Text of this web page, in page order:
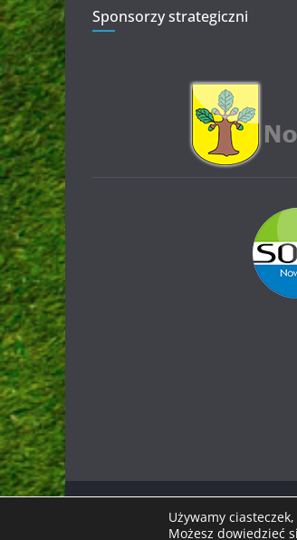
Sponsorzy strategiczni
Prawa autorskie © 2026Stal
ColorMagstworzony
Używamy
Możesz dowiedzieć